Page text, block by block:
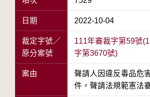
日期 2022-10-04
裁定字號／
原分案號
111年審裁字第59號
字第3670號)
案由
聲請人因違反毒品危
件，聲請法規範憲法